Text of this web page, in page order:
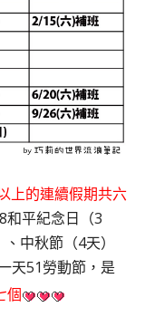
上的連續假期共六
和平紀念日（3
中秋節（4天）
天51勞動節，是
個